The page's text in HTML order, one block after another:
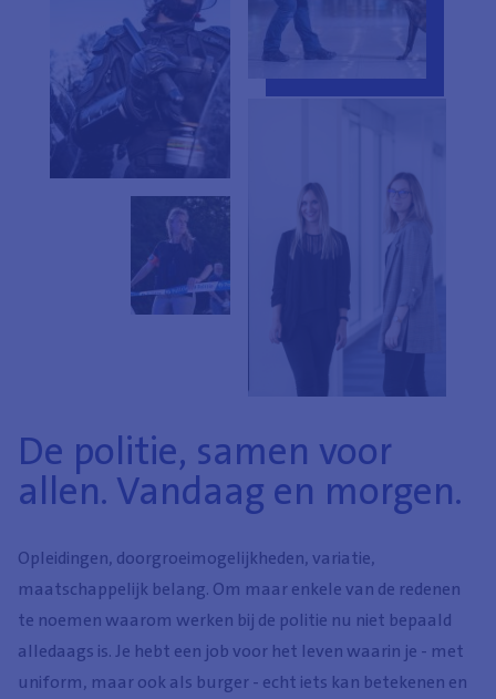
De politie, samen voor
allen. Vandaag en morgen.
Opleidingen, doorgroeimogelijkheden, variatie,
maatschappelijk belang. Om maar enkele van de redenen
te noemen waarom werken bij de politie nu niet bepaald
alledaags is. Je hebt een job voor het leven waarin je - met
uniform, maar ook als burger - echt iets kan betekenen en